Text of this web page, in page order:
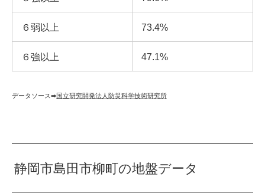
６弱以上 73.4%
６強以上 47.1%
データソース➡︎国立研究開発法人防災科学技術研究所
静岡市島田市柳町の地盤データ